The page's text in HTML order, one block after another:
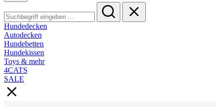
Hundedecken
Autodecken
Hundebetten
Hundekissen
Toys & mehr
4CATS
SALE